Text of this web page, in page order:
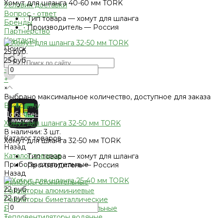
Условия доставки
Вопрос - ответ
Бренды
Партнерство
Контакты
Поиск
Каталог товаров
Назад
Каталог товаров
Приборы отопительные
Назад
Приборы отопительные
Радиаторы алюминиевые
Радиаторы биметаллические
Радиаторы стальные панельные
Хомут для шланга 40-60 мм TORK
•Тип товара — хомут для шланга
•Производитель — Россия
25 руб.
25 руб.
-
+
×
Выбрано максимальное количество, доступное для заказа
В корзину
Добавлено
Хомут для шланга 32-50 мм TORK
В наличии: 3 шт.
Хомут для шланга 32-50 мм TORK
•Тип товара — хомут для шланга
•Производитель — Россия
22 руб.
22 руб.
-